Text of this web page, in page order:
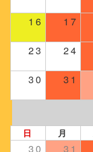
16 17
23 24
30 31
日 月
30 31